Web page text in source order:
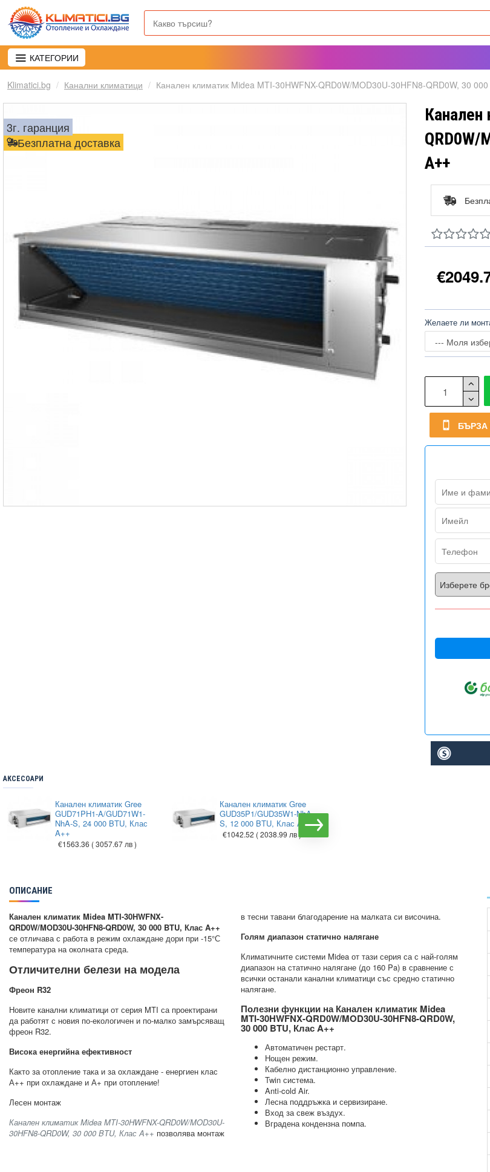
КАТЕГОРИИ
Klimatici.bg Канални климатици Канален климатик Midea MTI-30HWFNX-QRD0W/MOD30U-30HFN8-QRD0W, 30
Безплатна доставка
3г. гаранция
Канален
QRD0W/
A++
Желаете ли
АКСЕСОАРИ
Канален климатик Gree
GUD71PH1-A/GUD71W1-
NhA-S, 24 000 BTU, Клас
A++
€1563.36 ( 3057.67 лв )
Канален климатик Gree
GUD35P1/GUD35W1-NhA-
S, 12 000 BTU, Клас A++
€1042.52 ( 2038.99 лв )
ОПИСАНИЕ
Канален климатик Midea MTI-30HWFNX-
QRD0W/MOD30U-30HFN8-QRD0W, 30 000 BTU, Клас A++
се отличава с работа в режим охлаждане дори при -15°С
температура на околната среда.
Отличителни белези на модела
Фреон R32
Новите канални климатици от серия MTI са проектирани
да работят с новия по-екологичен и по-малко замърсяващ
фреон R32.
Висока енергийна ефективност
Както за отопление така и за охлаждане - енергиен клас
А++ при охлаждане и А+ при отопление!
Лесен монтаж
Канален климатик Midea MTI-30HWFNX-QRD0W/MOD30U-
30HFN8-QRD0W, 30 000 BTU, Клас A++ позволява монтаж
в тесни тавани благодарение на малката си височина.
Голям диапазон статично налягане
Климатичните системи Midea от тази серия са с най-голям
диапазон на статично налягане (до 160 Pa) в сравнение с
всички останали канални климатици със средно статично
налягане.
Полезни функции на Канален климатик Midea
MTI-30HWFNX-QRD0W/MOD30U-30HFN8-QRD0W,
30 000 BTU, Клас A++
Автоматичен рестарт.
Нощен режим.
Кабелно дистанционно управление.
Twin система.
Anti-cold Air.
Лесна поддръжка и сервизиране.
Вход за свеж въздух.
Вградена кондензна помпа.